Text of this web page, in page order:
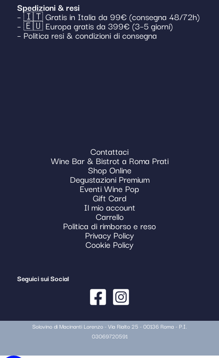
Spedizioni & resi
– 🇮🇹 Gratis in Italia da 99€ (consegna 48/72h)
– 🇪🇺 Europa gratis da 399€ (3–5 giorni)
– Politica resi & condizioni di consegna
Contattaci
Wine Bar & Bistrot a Roma Prati
Shop Online
Degustazioni Premium
Eventi Wine Pop
Gift Card
Il mio account
Carrello
Politica di rimborso e reso
Privacy Policy
Cookie Policy
Seguici sui Social
Solovino di Macinanti Lorenzo - Via Rialto 25 - 00136 Roma - P.I.
03069720591